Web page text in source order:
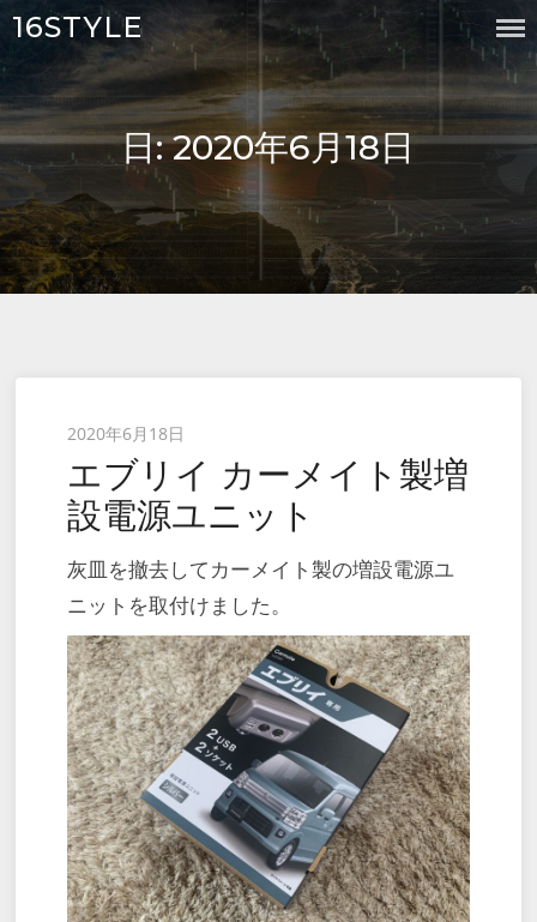
Skip
content
16STYLE
日:2020年6月18日
Posted
on
2020年6月18日
エブリイ カーメイト製増
設電源ユニット
灰皿を撤去してカーメイト製の増設電源ユ
ニットを取付けました。